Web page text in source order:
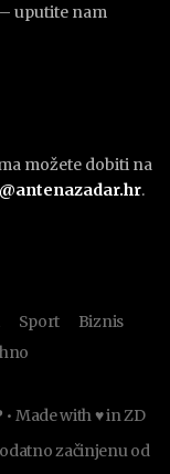
uputite nam
možete dobiti na
.
Sport
Biznis
• Made with ♥ in ZD
začinjenu od